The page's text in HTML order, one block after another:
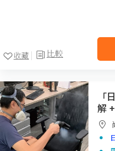
比較
收藏
「
解